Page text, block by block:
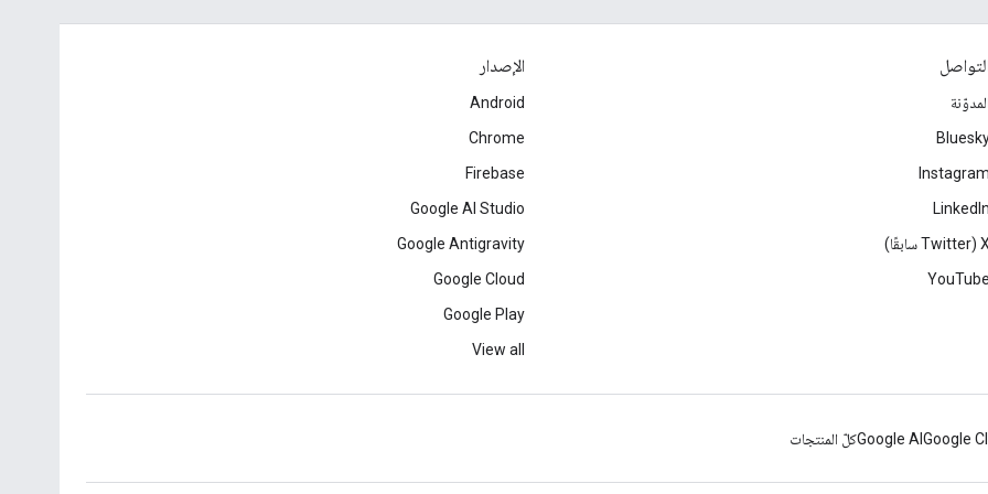
التواصل
المدوّنة
Instagram
LinkedIn
‫X ‏(Twitter سابقًا)
YouTube
الإصدار
Android
Chrome
Firebase
Google AI Studio
Google Antigravity
Google Cloud
Google Play
View all
Google
Google AIكلّ المنتجات